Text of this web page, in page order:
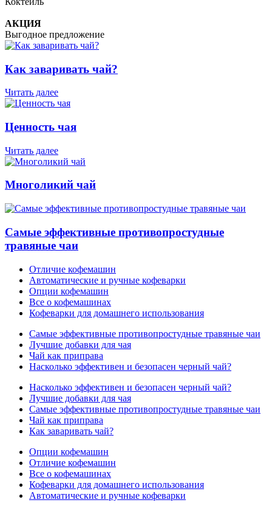
АКЦИЯ
Выгодное предложение
Как заваривать чай?
Читать далее
Ценность чая
Читать далее
Многоликий чай
Самые эффективные противопростудные
травяные чаи
Отличие кофемашин
Автоматические и ручные кофеварки
Опции кофемашин
Все о кофемашинах
Кофеварки для домашнего использования
Самые эффективные противопростудные травяные чаи
Лучшие добавки для чая
Чай как приправа
Насколько эффективен и безопасен черный чай?
Насколько эффективен и безопасен черный чай?
Лучшие добавки для чая
Самые эффективные противопростудные травяные чаи
Чай как приправа
Как заваривать чай?
Опции кофемашин
Отличие кофемашин
Все о кофемашинах
Кофеварки для домашнего использования
Автоматические и ручные кофеварки